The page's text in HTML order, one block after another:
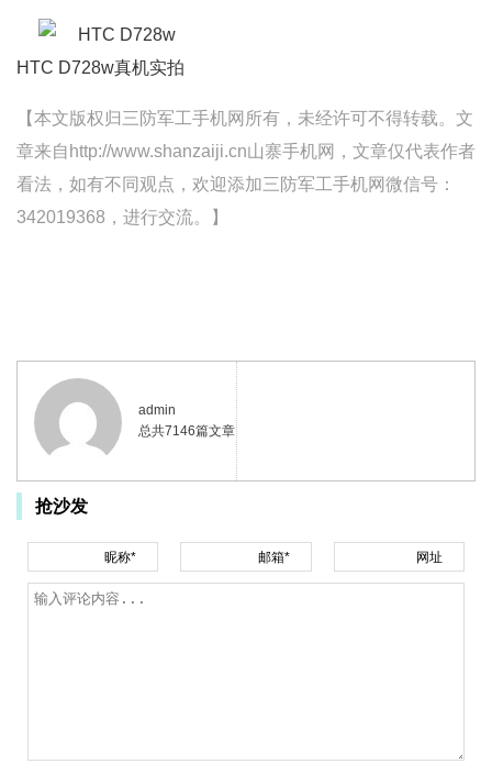
HTC D728w真机实拍
【本文版权归三防军工手机网所有，未经许可不得转载。文
章来自http://www.shanzaiji.cn山寨手机网，文章仅代表作者
看法，如有不同观点，欢迎添加三防军工手机网微信号：
342019368，进行交流。】
admin
总共7146篇文章
抢沙发
昵称* 邮箱* 网址